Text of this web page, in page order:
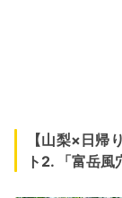
【山梨×日帰
ト2. 「富岳風